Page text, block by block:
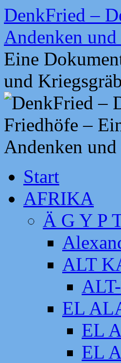
Zum
Inhalt
springen
DenkFried –
Andenken und
Eine
und
Start
AFRIKA
Ä G Y P
ALT
EL
EL
EL